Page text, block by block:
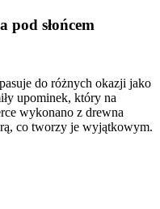
pod słońcem
do różnych okazji jako
upominek, który na
wykonano z drewna
co tworzy je wyjątkowym.